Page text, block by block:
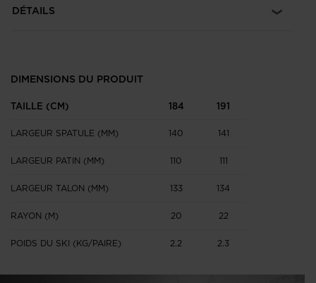
DÉTAILS
DIMENSIONS DU PRODUIT
TAILLE (CM) 184 191
LARGEUR SPATULE (MM) 140 141
LARGEUR PATIN (MM) 110 111
LARGEUR TALON (MM) 133 134
RAYON (M) 20 22
POIDS DU SKI (KG/PAIRE) 2.2 2.3